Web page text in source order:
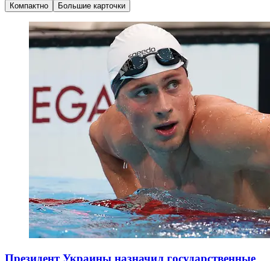
Компактно Большие карточки
Президент Украины назначил государственные